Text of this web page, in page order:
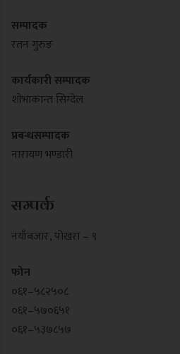
सम्पादक
रतन गुरुङ
कार्यकारी सम्पादक
शोभाकान्त सिग्देल
प्रबन्धसम्पादक
नारायण भण्डारी
सम्पर्क
नयाँबजार , पोखरा – ९
फोन
०६१–५८२५०८
०६१–५७०६५१
०६१–५३७८५७